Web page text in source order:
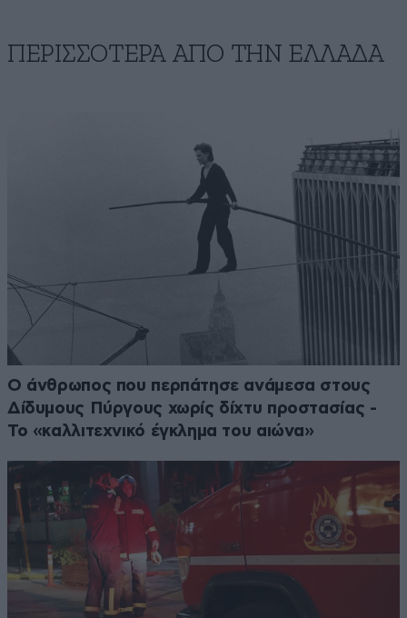
ΠΕΡΙΣΣΟΤΕΡΑ ΑΠΟ ΤΗΝ ΕΛΛΑΔΑ
Ο άνθρωπος που περπάτησε ανάμεσα στους
Δίδυμους Πύργους χωρίς δίχτυ προστασίας -
Το «καλλιτεχνικό έγκλημα του αιώνα»